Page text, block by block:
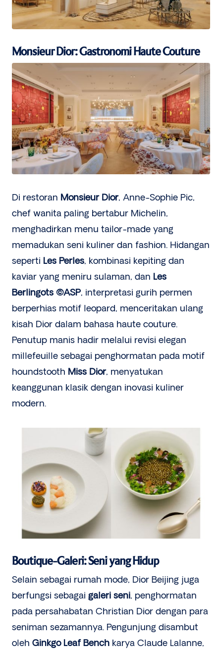
Monsieur Dior: Gastronomi Haute Couture
Di restoran Monsieur Dior, Anne-Sophie Pic,
chef wanita paling bertabur Michelin,
menghadirkan menu tailor-made yang
memadukan seni kuliner dan fashion. Hidangan
seperti Les Perles, kombinasi kepiting dan
kaviar yang meniru sulaman, dan Les
Berlingots ©ASP, interpretasi gurih permen
berperhias motif leopard, menceritakan ulang
kisah Dior dalam bahasa haute couture.
Penutup manis hadir melalui revisi elegan
millefeuille sebagai penghormatan pada motif
houndstooth Miss Dior, menyatukan
keanggunan klasik dengan inovasi kuliner
modern.
Boutique-Galeri: Seni yang Hidup
Selain sebagai rumah mode, Dior Beijing juga
berfungsi sebagai galeri seni, penghormatan
pada persahabatan Christian Dior dengan para
seniman sezamannya. Pengunjung disambut
oleh Ginkgo Leaf Bench karya Claude Lalanne,